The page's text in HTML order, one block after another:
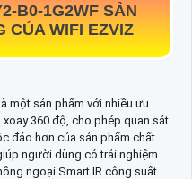
B0-1G2WF SẢN
CỦA WIFI EZVIZ
là một sản phẩm với nhiều ưu
360 độ, cho phép quan sát
đáo hơn của sản phẩm chất
người dùng có trải nghiệm
ngoại Smart IR công suất